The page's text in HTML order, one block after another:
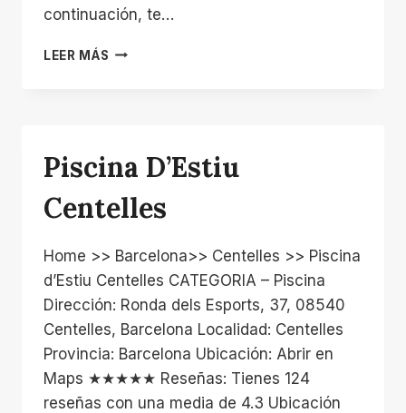
continuación, te…
LEER MÁS PÀDEL
Piscina D’Estiu
Centelles
Home >> Barcelona>> Centelles >> Piscina
d’Estiu Centelles CATEGORIA – Piscina
Dirección: Ronda dels Esports, 37, 08540
Centelles, Barcelona Localidad: Centelles
Provincia: Barcelona Ubicación: Abrir en
Maps ★★★★★ Reseñas: Tienes 124
reseñas con una media de 4.3 Ubicación